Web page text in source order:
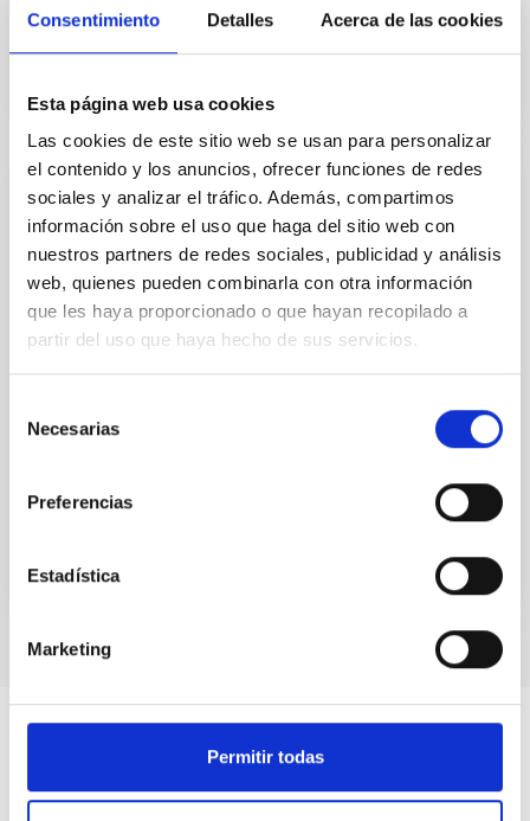
Consentimiento Detalles Acerca de las cookies
Esta página web usa cookies
Las cookies de este sitio web se usan para personalizar
el contenido y los anuncios, ofrecer funciones de redes
sociales y analizar el tráfico. Además, compartimos
información sobre el uso que haga del sitio web con
nuestros partners de redes sociales, publicidad y análisis
web, quienes pueden combinarla con otra información
que les haya proporcionado o que hayan recopilado a
partir del uso que haya hecho de sus servicios.
Necesarias
Preferencias
Estadística
Marketing
Permitir todas
No vigente
Adenda al Convenio de colaboración entre
el IAC, Fundación CajaCanarias y Fundación
La Caixa para el programa internacional de
Becas de Doctorado
El objeto es la adhesión de la Fundación CajaCanarias
No vigente